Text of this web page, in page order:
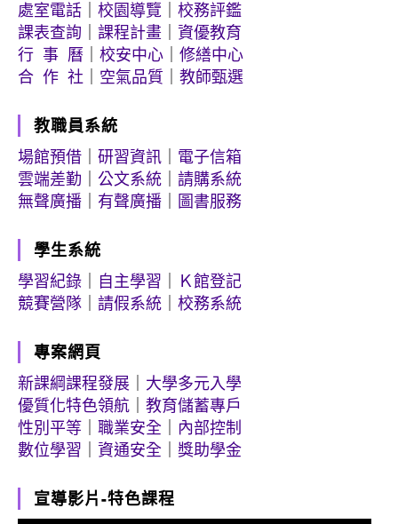
處室電話
校園導覽
校務評鑑
課表查詢
課程計畫
資優教育
行 事 曆
校安中心
修繕中心
合 作 社
空氣品質 教師甄選
教職員系統
場館預借
研習資訊
電子信箱
雲端差勤
公文系統
請購系統
無聲廣播
有聲廣播 圖書服務
學生系統
學習紀錄
自主學習
Ｋ館登記
競賽營隊
請假系統 校務系統
專案網頁
新課綱課程發展
大學多元入學
優質化特色領航
教育儲蓄專戶
性別平等
職業安全
內部控制
數位學習
資通安全 獎助學金
宣導影片-特色課程